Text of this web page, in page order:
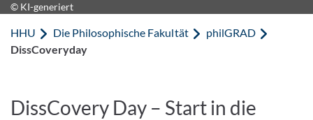
© KI-generiert
HHU Die Philosophische Fakultät
philGRAD
DissCoveryday
DissCovery Day – Start in die